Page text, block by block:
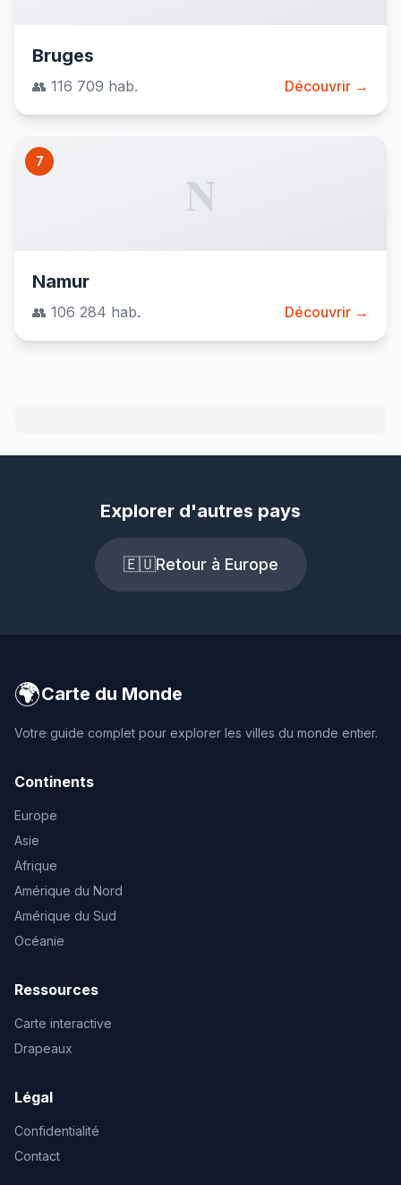
Bruges
👥 116 709 hab. Découvrir →
7
N
Namur
👥 106 284 hab. Découvrir →
Explorer d'autres pays
🇪🇺Retour à Europe
🌍Carte du Monde
Votre guide complet pour explorer les villes du monde entier.
Continents
Europe
Asie
Afrique
Amérique du Nord
Amérique du Sud
Océanie
Ressources
Carte interactive
Drapeaux
Légal
Confidentialité
Contact